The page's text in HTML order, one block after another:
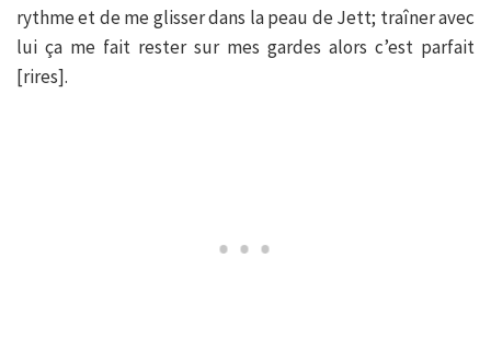
rythme et de me glisser dans la peau de Jett; traîner avec
lui ça me fait rester sur mes gardes alors c’est parfait
[rires].